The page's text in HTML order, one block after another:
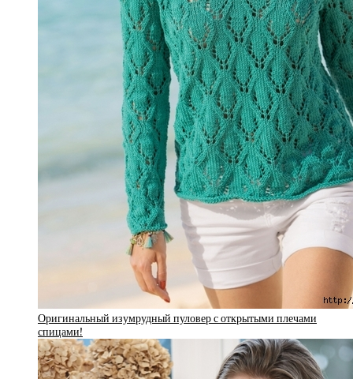
Оригинальный изумрудный пуловер с открытыми плечами
спицами!